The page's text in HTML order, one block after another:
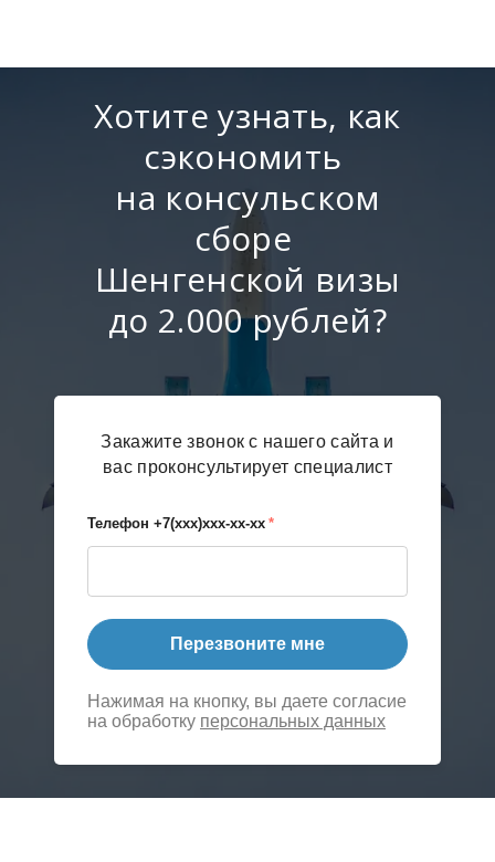
Хотите узнать, как
сэкономить
на консульском
сборе
Шенгенской визы
до 2.000 рублей?
Закажите звонок с нашего сайта и
вас проконсультирует специалист
Телефон +7(xxx)xxx-xx-xx *
Перезвоните мне
Нажимая на кнопку, вы даете согласие
на обработку персональных данных